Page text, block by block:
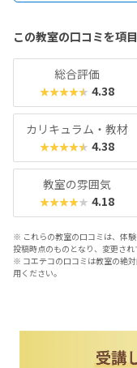
通っています。子ども
内容を説明してくれるの
この教室の口コミを項
総合評価
★★★★★ 4.38
カリキュラム・教材
★★★★★ 4.38
教室の雰囲気
★★★★★ 4.18
※ これらの教室の口コミは、体
投稿時点のものとなり、変更さ
※ コエテコの口コミは教室の絶
用ください。